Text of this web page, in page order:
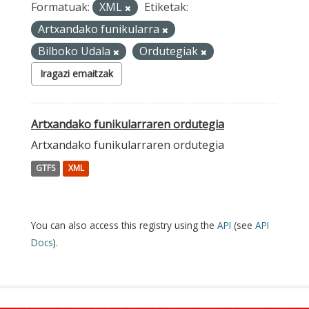
Formatuak: XML
Etiketak:
Artxandako funikularra
Bilboko Udala
Ordutegiak
Iragazi emaitzak
Artxandako funikularraren ordutegia
Artxandako funikularraren ordutegia
GTFS XML
You can also access this registry using the API (see API
Docs).